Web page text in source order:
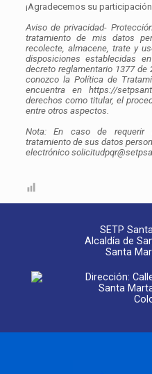
¡Agradecemos su
Aviso de privacidad-
tratamiento de mis datos
recolecte, almacene, trate y
disposiciones establecidas
decreto reglamentario 1377 de
conozco la Política de
encuentra en https://
derechos como titular, el
entre otros aspectos.
Nota: En caso de requerir
tratamiento de sus datos
electrónico
SETP
Alcaldía de
Santa
Dirección:
Santa